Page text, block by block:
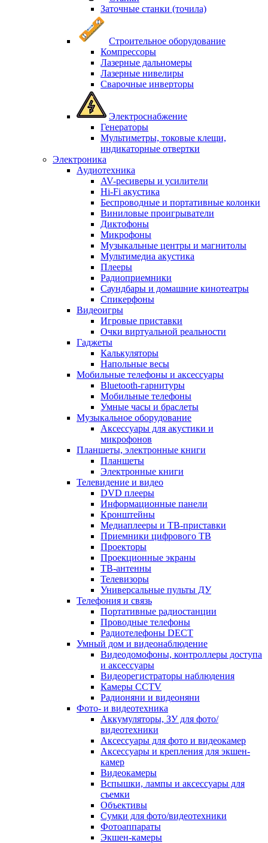
Заточные станки (точила)
Строительное оборудование
Компрессоры
Лазерные дальномеры
Лазерные нивелиры
Сварочные инверторы
Электроснабжение
Генераторы
Мультиметры, токовые клещи,
индикаторные отвертки
Электроника
Аудиотехника
AV-ресиверы и усилители
Hi-Fi акустика
Беспроводные и портативные колонки
Виниловые проигрыватели
Диктофоны
Микрофоны
Музыкальные центры и магнитолы
Мультимедиа акустика
Плееры
Радиоприемники
Саундбары и домашние кинотеатры
Спикерфоны
Видеоигры
Игровые приставки
Очки виртуальной реальности
Гаджеты
Калькуляторы
Напольные весы
Мобильные телефоны и аксессуары
Bluetooth-гарнитуры
Мобильные телефоны
Умные часы и браслеты
Музыкальное оборудование
Аксессуары для акустики и
микрофонов
Планшеты, электронные книги
Планшеты
Электронные книги
Телевидение и видео
DVD плееры
Информационные панели
Кронштейны
Медиаплееры и ТВ-приставки
Приемники цифрового ТВ
Проекторы
Проекционные экраны
ТВ-антенны
Телевизоры
Универсальные пульты ДУ
Телефония и связь
Портативные радиостанции
Проводные телефоны
Радиотелефоны DECT
Умный дом и видеонаблюдение
Видеодомофоны, контроллеры доступа
и аксессуары
Видеорегистраторы наблюдения
Камеры CCTV
Радионяни и видеоняни
Фото- и видеотехника
Аккумуляторы, ЗУ для фото/
видеотехники
Аксессуары для фото и видеокамер
Аксессуары и крепления для экшен-
камер
Видеокамеры
Вспышки, лампы и аксессуары для
съемки
Объективы
Сумки для фото/видеотехники
Фотоаппараты
Экшен-камеры